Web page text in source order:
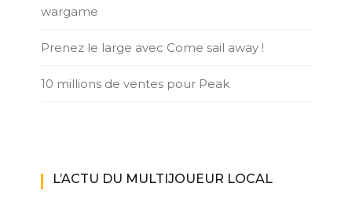
wargame
Prenez le large avec Come sail away !
10 millions de ventes pour Peak
L’ACTU DU MULTIJOUEUR LOCAL